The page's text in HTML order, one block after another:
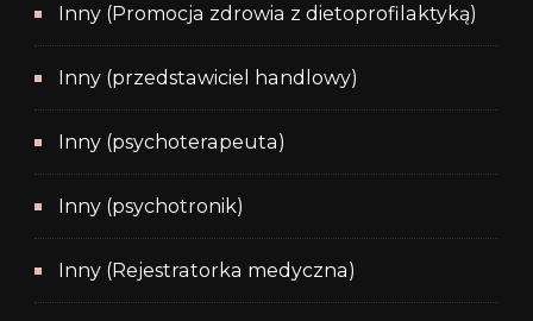
Inny (Promocja zdrowia z dietoprofilaktyką)
Inny (przedstawiciel handlowy)
Inny (psychoterapeuta)
Inny (psychotronik)
Inny (Rejestratorka medyczna)